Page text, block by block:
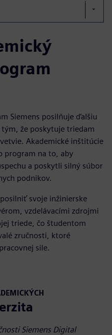
Siemens posilňuje ďalšiu
že poskytuje triedam
Akademické inštitúcie
program na to, aby
a poskytli silný súbor
podnikov.
svoje inžinierske
vzdelávacími zdrojmi
triede, čo študentom
zručnosti, ktoré
sile.
Siemens Digital